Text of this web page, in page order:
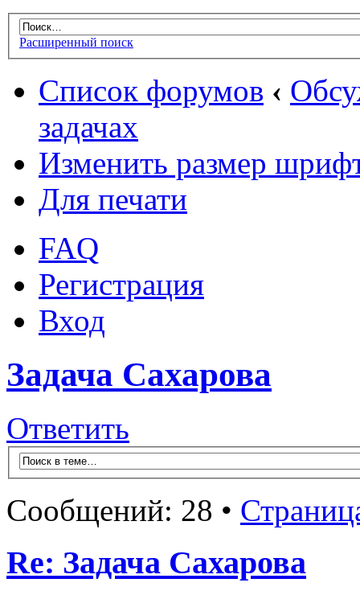
Расширенный поиск
Список форумов ‹
задачах
Изменить размер
Для печати
FAQ
Регистрация
Вход
Задача Сахарова
Ответить
Сообщений: 28 •
Re: Задача Сахарова